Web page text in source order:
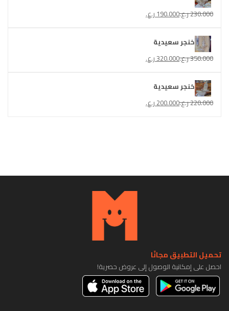
230.000ر.ع.190.000 ر.ع.
خنجر سعيدية
350.000ر.ع.320.000ر.ع.
خنجر سعيدية
220.000ر.ع.200.000 ر.ع.
تحميل التطبيق مجانًا
احصل على إمكانية الوصول إلى عروض حصرية!